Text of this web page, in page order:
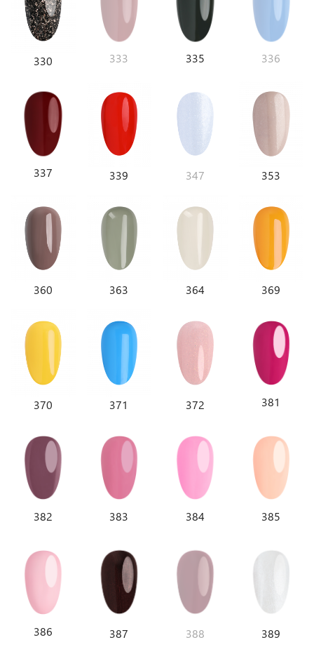
330 333 335 336
337 339 347 353
360 363 364 369
370 371 372 381
382 383 384 385
386 387 388 389